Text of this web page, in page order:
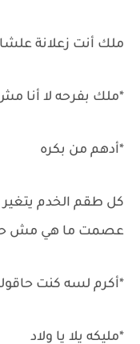
ملك أنت زعلانة
*ملك بفرحه لا أنا
*أدهم من بكره
كل طقم الخدم
عصمت ما هي مش حا
*أكرم لسه كنت
*مليكه يلا يا ولاد